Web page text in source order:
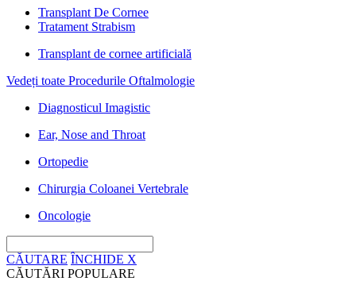
Transplant De Cornee
Tratament Strabism
Transplant de cornee artificială
Vedeți toate Procedurile Oftalmologie
Diagnosticul Imagistic
Ear, Nose and Throat
Ortopedie
Chirurgia Coloanei Vertebrale
Oncologie
CĂUTARE ÎNCHIDE X
CĂUTĂRI POPULARE